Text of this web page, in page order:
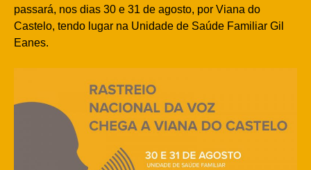
passará, nos dias 30 e 31 de agosto, por Viana do
Castelo, tendo lugar na Unidade de Saúde Familiar Gil
Eanes.